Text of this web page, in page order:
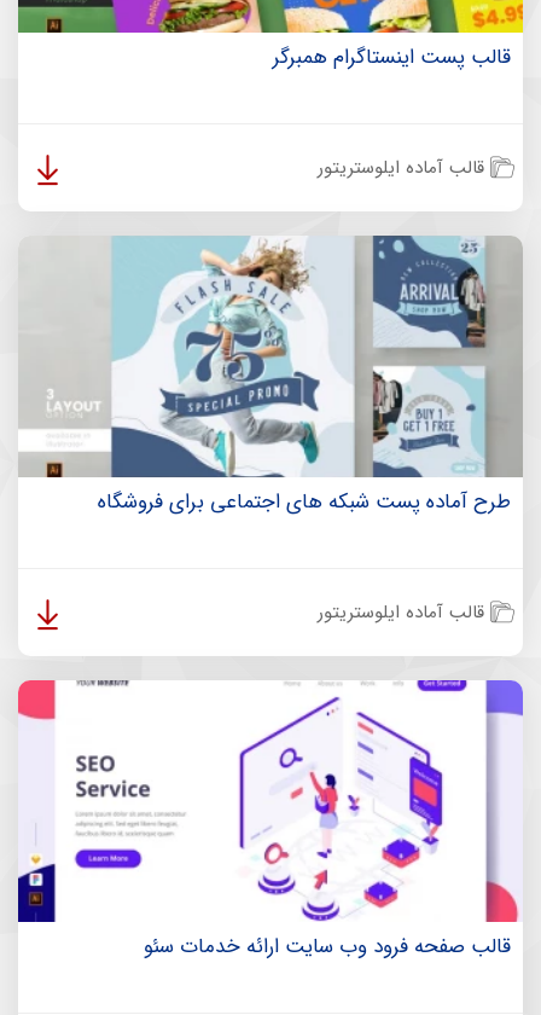
قالب پست اینستاگرام همبرگر
قالب آماده ایلوستریتور
طرح آماده پست شبکه های اجتماعی برای فروشگاه
قالب آماده ایلوستریتور
قالب صفحه فرود وب سایت ارائه خدمات سئو